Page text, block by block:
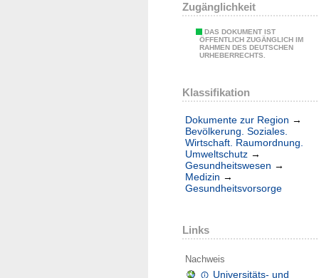
Zugänglichkeit
DAS DOKUMENT IST
ÖFFENTLICH ZUGÄNGLICH IM
RAHMEN DES DEUTSCHEN
URHEBERRECHTS.
Klassifikation
Dokumente zur Region →
Bevölkerung. Soziales.
Wirtschaft. Raumordnung.
Umweltschutz →
Gesundheitswesen →
Medizin →
Gesundheitsvorsorge
Links
Nachweis
Universitäts- und